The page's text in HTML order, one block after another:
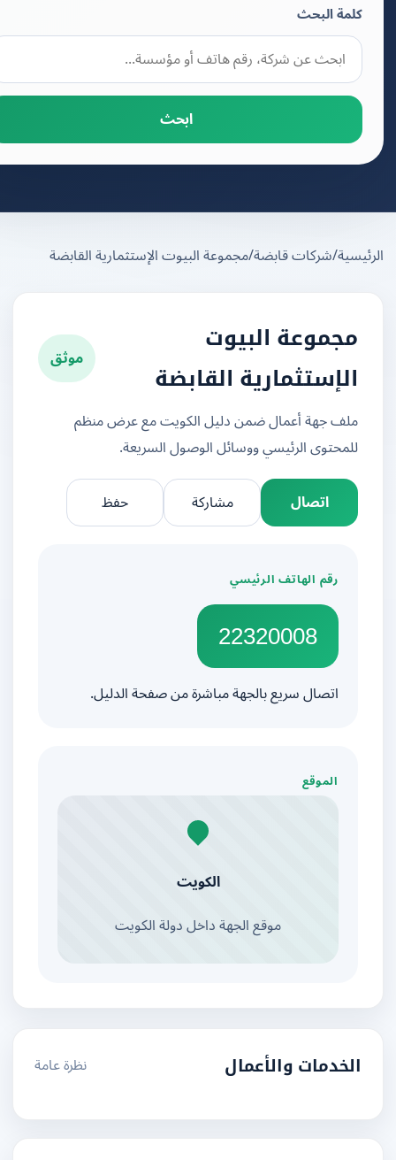
كلمة البحث
ابحث
/شركات قابضة/مجموعة البيوت الإستثمارية القابضة
مجموعة البيوت
الإستثمارية القابضة
موثق
ملف جهة أعمال ضمن دليل الكويت مع عرض منظم
للمحتوى الرئيسي ووسائل الوصول السريعة.
اتصال
مشاركة
رقم الهاتف الرئيسي
22320008
اتصال سريع بالجهة مباشرة من صفحة الدليل.
الموقع
الكويت
موقع الجهة داخل دولة الكويت
الخدمات والأعمال نظرة عامة